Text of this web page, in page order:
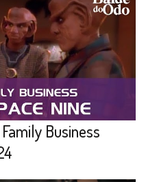
Business